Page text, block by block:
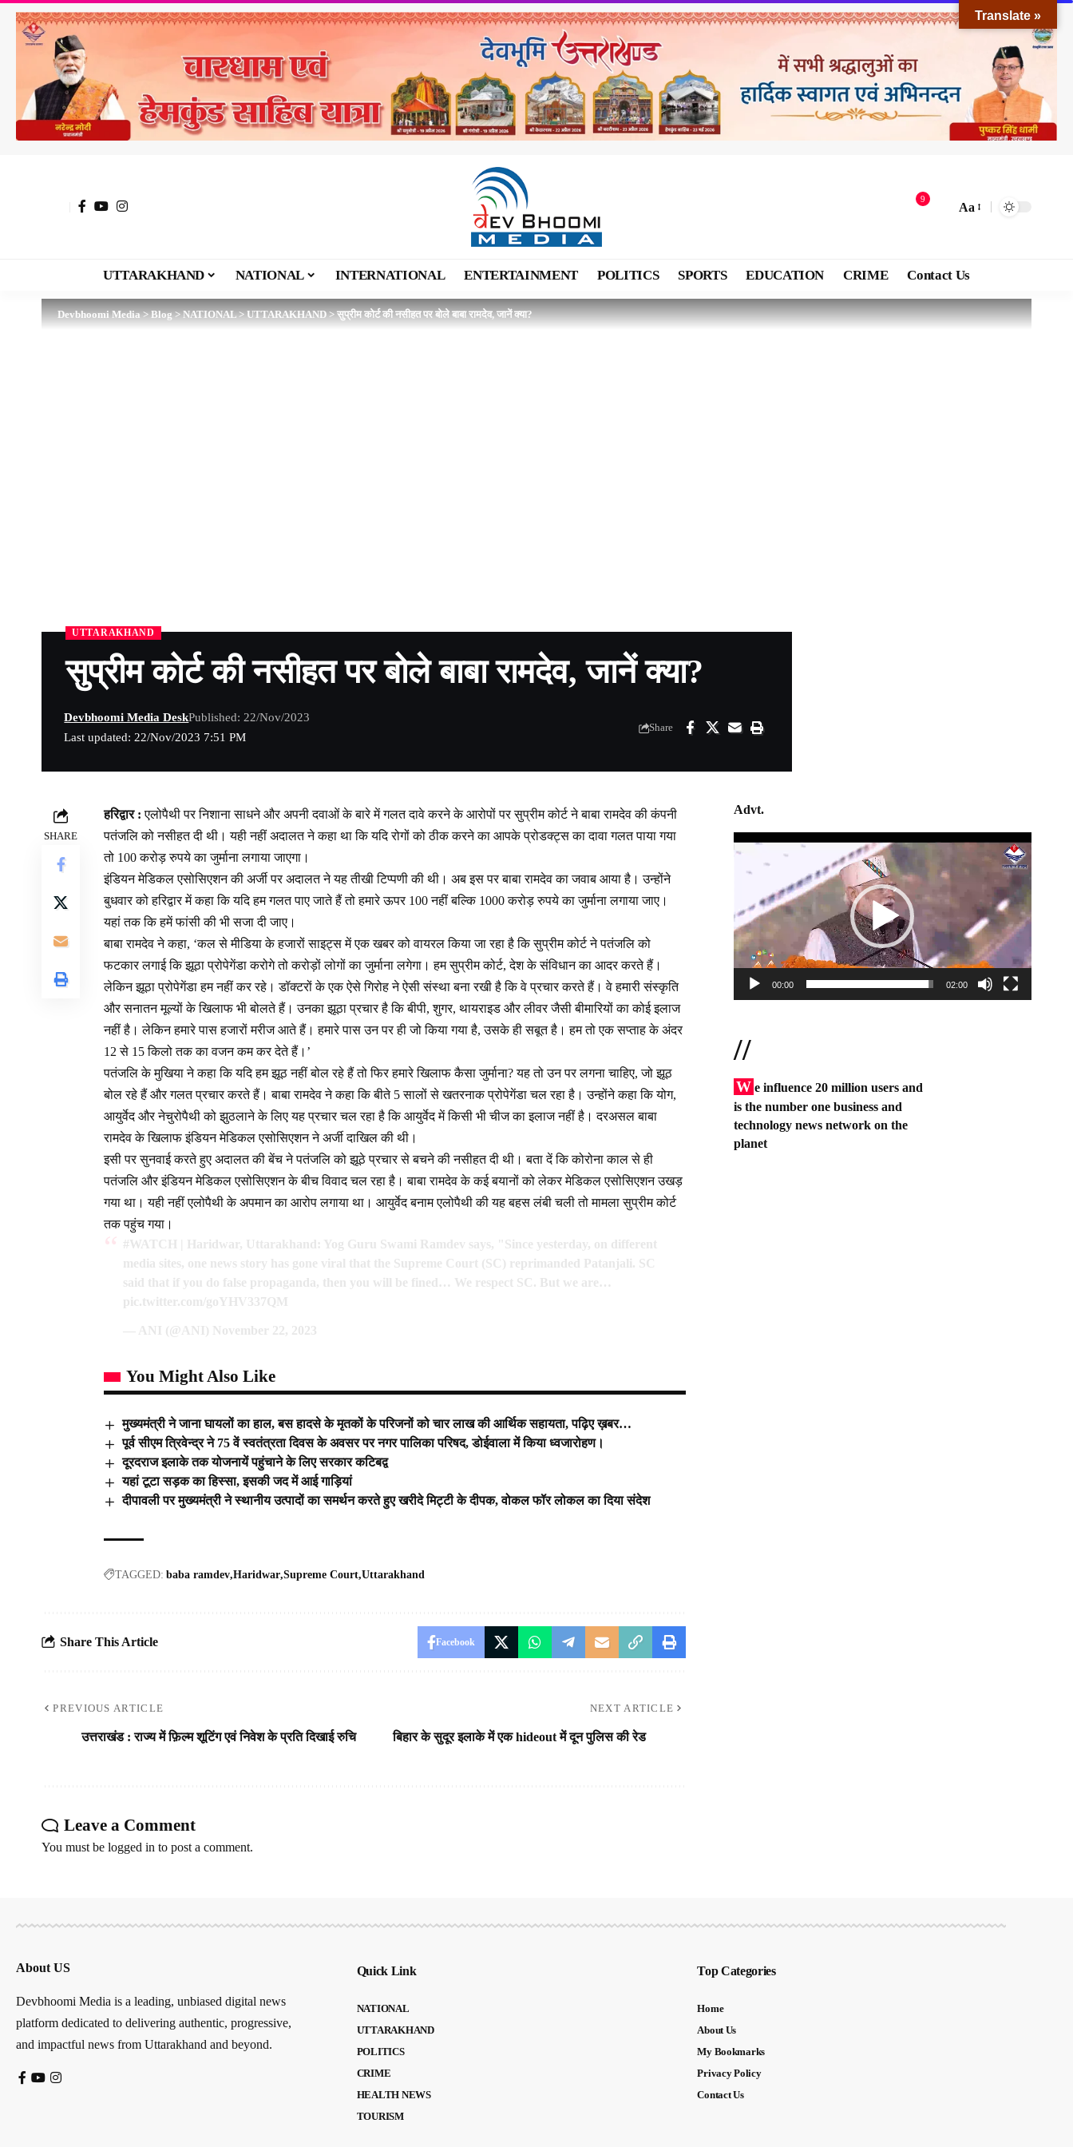
9
Aa
UTTARAKHAND NATIONAL INTERNATIONAL ENTERTAINMENT POLITICS SPORTS EDUCATION CRIME Contact Us
Devbhoomi Media>Blog>NATIONAL>UTTARAKHAND>सुप्रीम कोर्ट की नसीहत पर बोले बाबा रामदेव, जानें क्या?
UTTARAKHAND
सुप्रीम कोर्ट की नसीहत पर बोले बाबा रामदेव, जानें क्या?
Last updated: 22/Nov/2023 7:51 PM
Devbhoomi Media DeskPublished: 22/Nov/2023
Share
SHARE
हरिद्वार : एलोपैथी पर निशाना साधने और अपनी दवाओं के बारे में गलत दावे करने के आरोपों पर सुप्रीम कोर्ट ने बाबा रामदेव की कंपनी
पतंजलि को नसीहत दी थी। यही नहीं अदालत ने कहा था कि यदि रोगों को ठीक करने का आपके प्रोडक्ट्स का दावा गलत पाया गया
तो 100 करोड़ रुपये का जुर्माना लगाया जाएगा।
इंडियन मेडिकल एसोसिएशन की अर्जी पर अदालत ने यह तीखी टिप्पणी की थी। अब इस पर बाबा रामदेव का जवाब आया है। उन्होंने
बुधवार को हरिद्वार में कहा कि यदि हम गलत पाए जाते हैं तो हमारे ऊपर 100 नहीं बल्कि 1000 करोड़ रुपये का जुर्माना लगाया जाए।
यहां तक कि हमें फांसी की भी सजा दी जाए।
बाबा रामदेव ने कहा, ‘कल से मीडिया के हजारों साइट्स में एक खबर को वायरल किया जा रहा है कि सुप्रीम कोर्ट ने पतंजलि को
फटकार लगाई कि झूठा प्रोपेगेंडा करोगे तो करोड़ों लोगों का जुर्माना लगेगा। हम सुप्रीम कोर्ट, देश के संविधान का आदर करते हैं।
लेकिन झूठा प्रोपेगेंडा हम नहीं कर रहे। डॉक्टरों के एक ऐसे गिरोह ने ऐसी संस्था बना रखी है कि वे प्रचार करते हैं। वे हमारी संस्कृति
और सनातन मूल्यों के खिलाफ भी बोलते हैं। उनका झूठा प्रचार है कि बीपी, शुगर, थायराइड और लीवर जैसी बीमारियों का कोई इलाज
नहीं है। लेकिन हमारे पास हजारों मरीज आते हैं। हमारे पास उन पर ही जो किया गया है, उसके ही सबूत है। हम तो एक सप्ताह के अंदर
12 से 15 किलो तक का वजन कम कर देते हैं।’
पतंजलि के मुखिया ने कहा कि यदि हम झूठ नहीं बोल रहे हैं तो फिर हमारे खिलाफ कैसा जुर्माना? यह तो उन पर लगना चाहिए, जो झूठ
बोल रहे हैं और गलत प्रचार करते हैं। बाबा रामदेव ने कहा कि बीते 5 सालों से खतरनाक प्रोपेगेंडा चल रहा है। उन्होंने कहा कि योग,
आयुर्वेद और नेचुरोपैथी को झुठलाने के लिए यह प्रचार चल रहा है कि आयुर्वेद में किसी भी चीज का इलाज नहीं है। दरअसल बाबा
रामदेव के खिलाफ इंडियन मेडिकल एसोसिएशन ने अर्जी दाखिल की थी।
इसी पर सुनवाई करते हुए अदालत की बेंच ने पतंजलि को झूठे प्रचार से बचने की नसीहत दी थी। बता दें कि कोरोना काल से ही
पतंजलि और इंडियन मेडिकल एसोसिएशन के बीच विवाद चल रहा है। बाबा रामदेव के कई बयानों को लेकर मेडिकल एसोसिएशन उखड़
गया था। यही नहीं एलोपैथी के अपमान का आरोप लगाया था। आयुर्वेद बनाम एलोपैथी की यह बहस लंबी चली तो मामला सुप्रीम कोर्ट
तक पहुंच गया।
#WATCH
| Haridwar, Uttarakhand: Yog Guru Swami Ramdev says, "Since yesterday, on different
media sites, one news story has gone viral that the Supreme Court (SC) reprimanded Patanjali. SC
said that if you do false propaganda, then you will be fined… We respect SC. But we are…
pic.twitter.com/goYHV337QM
— ANI (@ANI) November 22, 2023
You Might Also Like
मुख्यमंत्री ने जाना घायलों का हाल, बस हादसे के मृतकों के परिजनों को चार लाख की आर्थिक सहायता, पढ़िए ख़बर…
पूर्व सीएम त्रिवेन्द्र ने 75 वें स्वतंत्रता दिवस के अवसर पर नगर पालिका परिषद, डोईवाला में किया ध्वजारोहण।
दूरदराज इलाके तक योजनायें पहुंचाने के लिए सरकार कटिबद्व
यहां टूटा सड़क का हिस्सा, इसकी जद में आई गाड़ियां
दीपावली पर मुख्यमंत्री ने स्थानीय उत्पादों का समर्थन करते हुए खरीदे मिट्टी के दीपक, वोकल फॉर लोकल का दिया संदेश
TAGGED: baba ramdev Haridwar Supreme Court Uttarakhand
Share This Article Facebook
PREVIOUS ARTICLE
उत्तराखंड : राज्य में फ़िल्म शूटिंग एवं निवेश के प्रति दिखाई रुचि
NEXT ARTICLE
बिहार के सुदूर इलाके में एक hideout में दून पुलिस की रेड
Leave a Comment
You must be logged in to post a comment.
Advt.
Video
00:00 02:00
//
W e influence 20 million users and
is the number one business and
technology news network on the
planet
About US
Devbhoomi Media is a leading, unbiased digital news
platform dedicated to delivering authentic, progressive,
and impactful news from Uttarakhand and beyond.
Quick Link
NATIONAL
UTTARAKHAND
POLITICS
CRIME
HEALTH NEWS
TOURISM
Top Categories
Home
About Us
My Bookmarks
Privacy Policy
Contact Us
Translate »